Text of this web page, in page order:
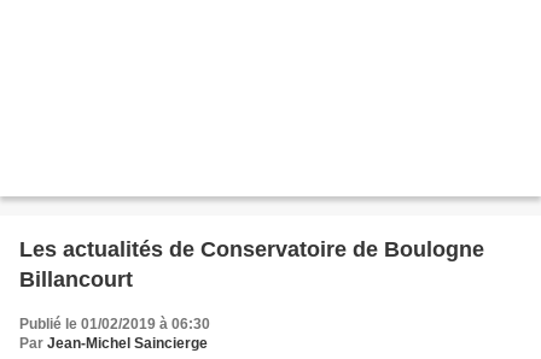
Les actualités de Conservatoire de Boulogne
Billancourt
Publié le 01/02/2019 à 06:30
Par Jean-Michel Saincierge